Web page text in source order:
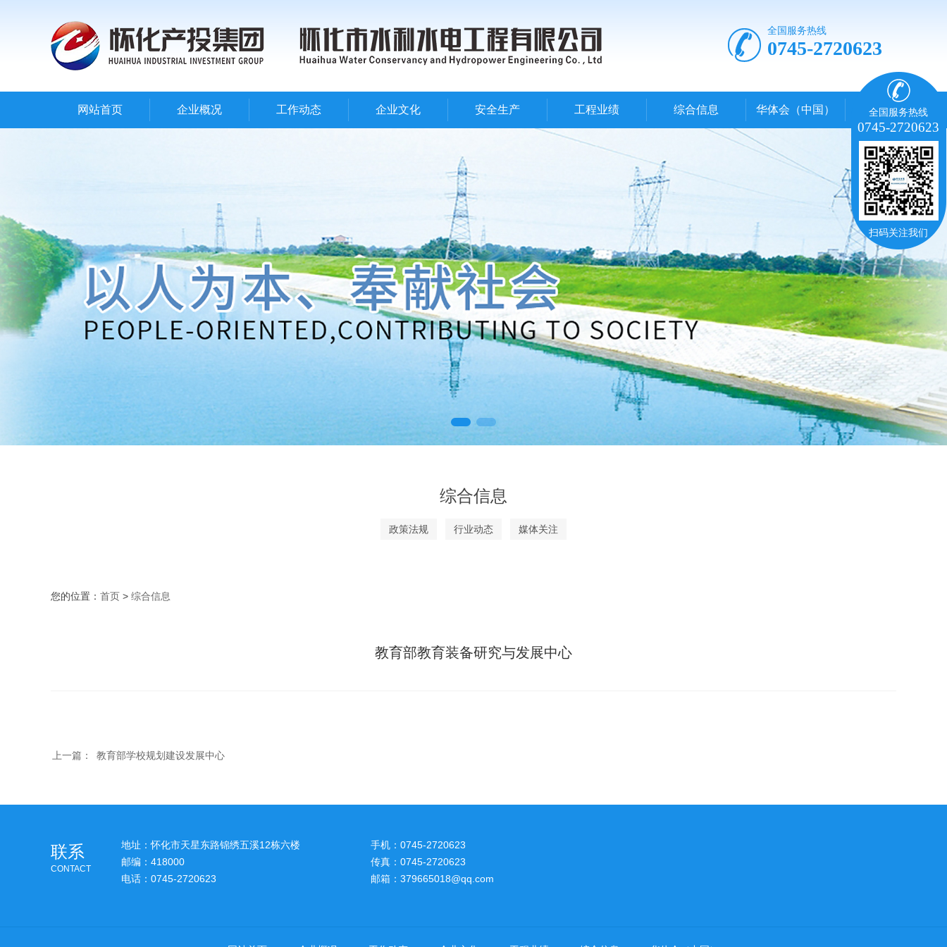
全国服务热线
0745-2720623
网站首页 企业概况 工作动态 企业文化 安全生产 工程业绩 综合信息 华体会（中国）
综合信息
政策法规 行业动态 媒体关注
您的位置： 首页 > 综合信息
教育部教育装备研究与发展中心
上一篇： 教育部学校规划建设发展中心
联系
CONTACT
地址：怀化市天星东路锦绣五溪12栋六楼
邮编：418000
电话：0745-2720623
手机：0745-2720623
传真：0745-2720623
邮箱：379665018@qq.com
全国服务热线
0745-2720623
扫码关注我们